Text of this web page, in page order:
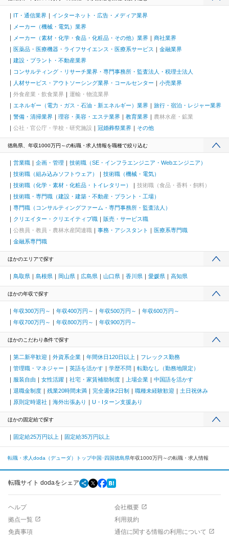
IT・通信業界
インターネット・広告・メディア業界
メーカー（機械・電気）業界
メーカー（素材・化学・食品・化粧品・その他）業界
商社業界
医薬品・医療機器・ライフサイエンス・医療系サービス
金融業界
建設・プラント・不動産業界
コンサルティング・リサーチ業界・専門事務所・監査法人・税理士法人
人材サービス・アウトソーシング業界・コールセンター
小売業界
外食産業・飲食業界
運輸・物流業界
エネルギー（電力・ガス・石油・新エネルギー）業界
旅行・宿泊・レジャー業界
警備・清掃業界
理容・美容・エステ業界 教育業界
農林水産・鉱業
公社・官公庁・学校・研究施設
冠婚葬祭業界 その他
徳島県、年収1000万円～の転職・求人情報を職種で絞り込む
営業職 企画・管理
技術職（SE・インフラエンジニア・Webエンジニア）
技術職（組み込みソフトウェア）
技術職（機械・電気）
技術職（化学・素材・化粧品・トイレタリー）
技術職（食品・香料・飼料）
技術職・専門職（建設・建築・不動産・プラント・工場）
専門職（コンサルティングファーム・専門事務所・監査法人）
クリエイター・クリエイティブ職
販売・サービス職
公務員・教員・農林水産関連職
事務・アシスタント
医療系専門職
金融系専門職
ほかのエリアで探す
鳥取県 島根県 岡山県 広島県 山口県 香川県 愛媛県 高知県
ほかの年収で探す
年収300万円～ 年収400万円～ 年収500万円～
年収600万円～
年収700万円～
年収800万円～ 年収900万円～
ほかのこだわり条件で探す
第二新卒歓迎 外資系企業 年間休日120日以上
フレックス勤務
管理職・マネジャー
英語を活かす 学歴不問
転勤なし（勤務地限定）
服装自由
女性活躍 社宅・家賃補助制度 上場企業
中国語を活かす
退職金制度
残業20時間未満 完全週休2日制 職種未経験歓迎
土日祝休み
原則定時退社
海外出張あり U・Iターン支援あり
ほかの固定給で探す
固定給25万円以上 固定給35万円以上
転職・求人doda（デューダ）トップ中国･四国徳島県年収1000万円～の転職・求人情報
転職サイト dodaをシェア
ヘルプ
会社概要
拠点一覧
利用規約
免責事項
通信に関する情報の利用について